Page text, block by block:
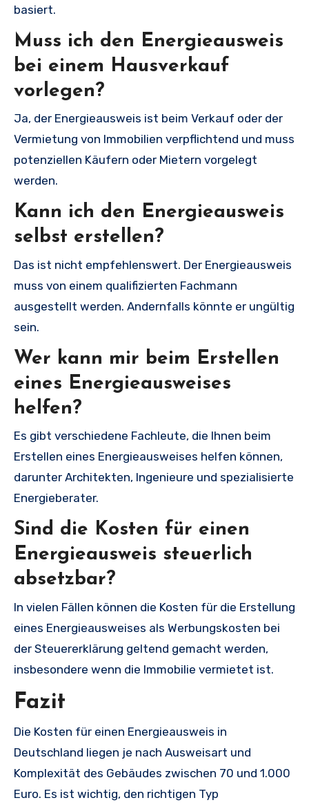
basiert.
Muss ich den Energieausweis
bei einem Hausverkauf
vorlegen?
Ja, der Energieausweis ist beim Verkauf oder der
Vermietung von Immobilien verpflichtend und muss
potenziellen Käufern oder Mietern vorgelegt
werden.
Kann ich den Energieausweis
selbst erstellen?
Das ist nicht empfehlenswert. Der Energieausweis
muss von einem qualifizierten Fachmann
ausgestellt werden. Andernfalls könnte er ungültig
sein.
Wer kann mir beim Erstellen
eines Energieausweises
helfen?
Es gibt verschiedene Fachleute, die Ihnen beim
Erstellen eines Energieausweises helfen können,
darunter Architekten, Ingenieure und spezialisierte
Energieberater.
Sind die Kosten für einen
Energieausweis steuerlich
absetzbar?
In vielen Fällen können die Kosten für die Erstellung
eines Energieausweises als Werbungskosten bei
der Steuererklärung geltend gemacht werden,
insbesondere wenn die Immobilie vermietet ist.
Fazit
Die Kosten für einen Energieausweis in
Deutschland liegen je nach Ausweisart und
Komplexität des Gebäudes zwischen 70 und 1.000
Euro. Es ist wichtig, den richtigen Typ